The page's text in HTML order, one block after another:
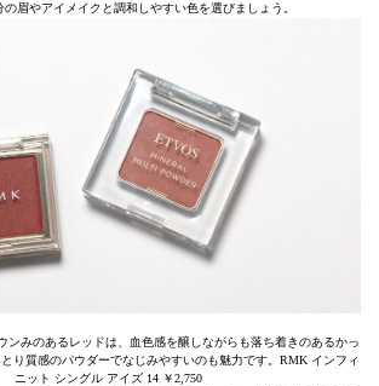
眉やアイメイクと調和しやすい色を選びましょう。
ンみのあるレッドは、血色感を醸しながらも落ち着きのあるかっ
り質感のパウダーでなじみやすいのも魅力です。RMK インフィ
ニット シングル アイズ 14 ￥2,750